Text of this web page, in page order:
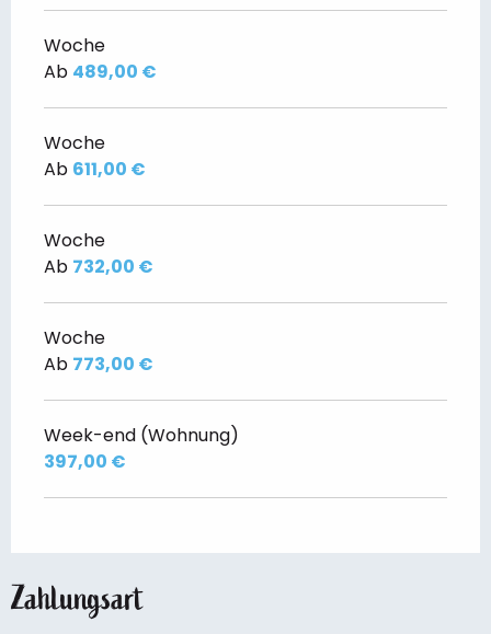
Woche
Ab 489,00 €
Woche
Ab 611,00 €
Woche
Ab 732,00 €
Woche
Ab 773,00 €
Week-end (Wohnung)
397,00 €
Zahlungsart